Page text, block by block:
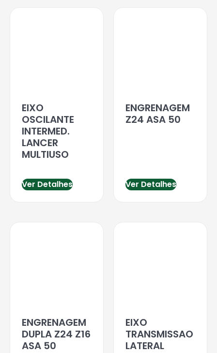
EIXO
OSCILANTE
INTERMED.
LANCER
MULTIUSO
Ver Detalhes
ENGRENAGEM
Z24 ASA 50
Ver Detalhes
ENGRENAGEM
DUPLA Z24 Z16
ASA 50
EIXO
TRANSMISSAO
LATERAL